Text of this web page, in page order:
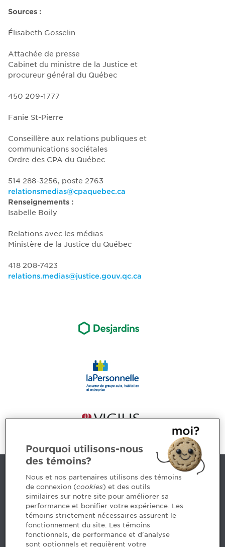
Sources :
Élisabeth Gosselin
Attachée de presse
Cabinet du ministre de la Justice et
procureur général du Québec
450 209-1777
Fanie St-Pierre
Conseillère aux relations publiques et
communications sociétales
Ordre des CPA du Québec
514 288-3256, poste 2763
relationsmedias@cpaquebec.ca
Renseignements :
Isabelle Boily
Relations avec les médias
Ministère de la Justice du Québec
418 208-7423
relations.medias@justice.gouv.qc.ca
Nous joindre
5, Place Ville Marie, bureau 800, Montréal (Québec)
H3B 2G2
www.cpaquebec.ca
Des questions? Faites appel à notre équipe >
Pourquoi utilisons-nous
des témoins?
Nous et nos partenaires utilisons des témoins
de connexion (cookies) et des outils
similaires sur notre site pour améliorer sa
performance et bonifier votre expérience. Les
témoins strictement nécessaires assurent le
fonctionnement du site. Les témoins
fonctionnels, de performance et d'analyse
sont optionnels et requièrent votre